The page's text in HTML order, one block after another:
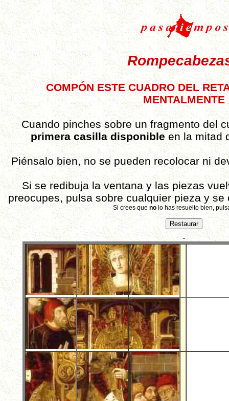
COMPÓN ESTE CUADRO DEL
MENTALMENTE
Cuando pinches sobre un fragmento del
primera casilla disponible en la mitad
Piénsalo bien, no se pueden recolocar ni
Si se redibuja la ventana y las piezas
preocupes, pulsa sobre cualquier pieza y
Si crees que nolo has resuelto bien,
.